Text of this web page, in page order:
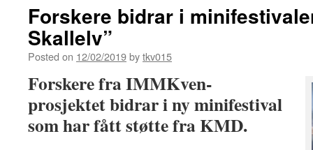
Forskere bidrar i
Skallelv”
Posted on 12/02/2019bytkv015
Forskere fra IMMKven-
prosjektet bidrar i ny minifestival
som har fått støtte fra KMD.